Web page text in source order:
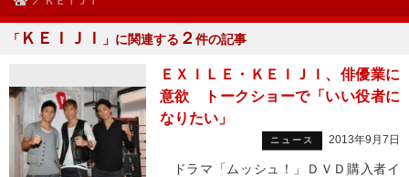
「 ＫＥＩＪＩ 」に関連する ２件の記事
ＥＸＩＬＥ・ＫＥＩＪＩ、俳優業に
意欲 トークショーで「いい役者に
なりたい」
ニュース 2013年9月7日
ドラマ「ムッシュ！」ＤＶＤ購入者イ